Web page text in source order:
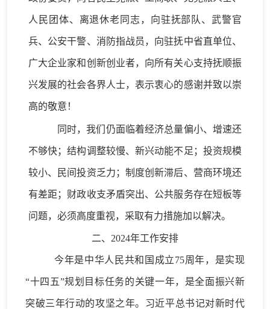
人民团体、离退休老同志，向驻抚部队、武警官
兵、公安干警、消防指战员，向驻抚中省直单位、
广大企业家和创新创业者，向所有关心支持抚顺振
兴发展的社会各界人士，表示衷心的感谢并致以崇
高的敬意 ！
同时，我们 仍面临着经济总量偏小、增速还
不够快；结构调整较慢、新兴动能不足； 投资规模
较小、民间投资乏力 ； 制度创新滞后、营商环境还
有差距； 财政收支矛盾突出、 公共服务存在短板等
问题， 必须高度重视，采取有力措施加以解决。
二、 2024年工作安排
今年是中华人民共和国成立75周年，是实现
“十四五”规划目标任务的关键一年，是全面振兴新
突破三年行动的攻坚之年。习近平总书记对新时代